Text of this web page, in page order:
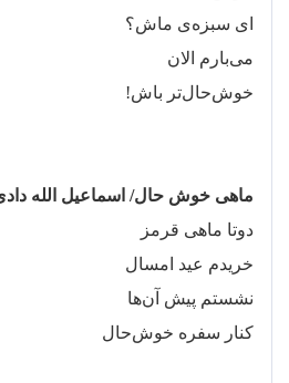
ای سبزهی ماش؟
میبارم الان
خوشحالتر باش!
ماهی خوش حال/ اسماعیل الله
دوتا ماهی قرمز
خریدم عید امسال
نشستم پیش آنها
کنار سفره خوشحال